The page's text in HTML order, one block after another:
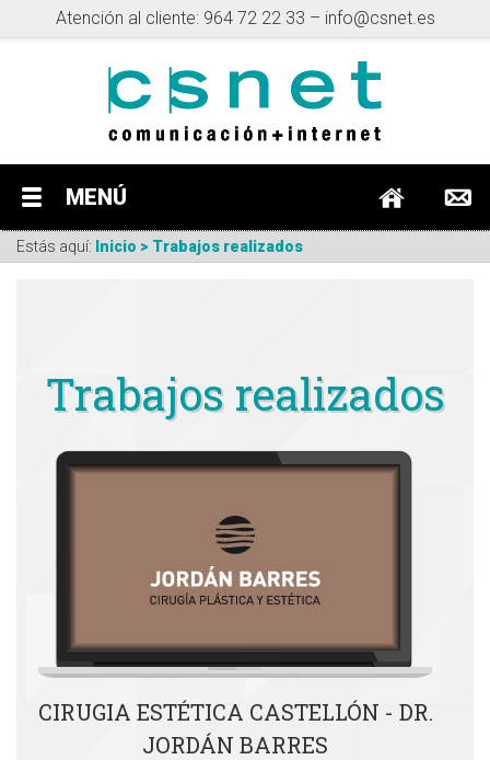
Atención al cliente: 964 72 22 33 – info@csnet.es
MENÚ
Estás aquí: Inicio > Trabajos realizados
Trabajos realizados
CIRUGIA ESTÉTICA CASTELLÓN - DR.
JORDÁN BARRES